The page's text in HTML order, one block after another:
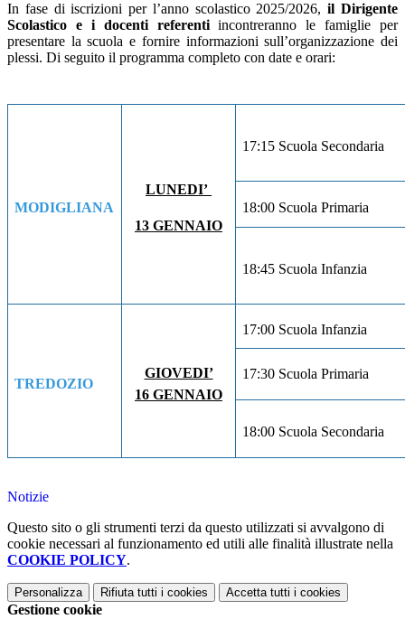
In fase di iscrizioni per l’anno scolastico 2025/2026,il Dirigente
Scolastico e i docenti referentiincontreranno le famiglie per
presentare la scuola e fornire informazioni sull’organizzazione dei
plessi. Di seguito il programma completo con date e orari:
MODIGLIANA
LUNEDI’
13 GENNAIO
17:15 Scuola Secondaria
18:00 Scuola Primaria
18:45 Scuola Infanzia
TREDOZIO
GIOVEDI’
16 GENNAIO
17:00 Scuola Infanzia
17:30 Scuola Primaria
18:00 Scuola Secondaria
Notizie
Questo sito o gli strumenti terzi da questo utilizzati si avvalgono di
cookie necessari al funzionamento ed utili alle finalità illustrate nella
COOKIE POLICY.
Personalizza Rifiuta tutti i cookies Accetta tutti i cookies
Gestione cookie